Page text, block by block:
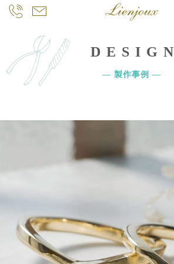
DESIGN
― 製作事例 ―